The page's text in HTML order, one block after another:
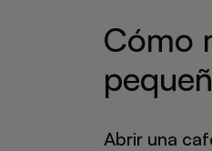
Cómo
Abrir una